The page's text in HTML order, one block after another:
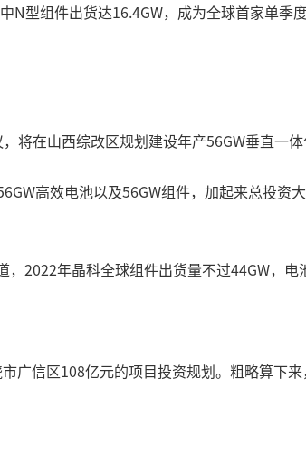
型组件出货达16.4GW，成为全球首家单季
在山西综改区规划建设年产56GW垂直一体
高效电池以及56GW组件，加起来总投
2022年晶科全球组件出货量不过44GW，电
广信区108亿元的项目投资规划。粗略算下